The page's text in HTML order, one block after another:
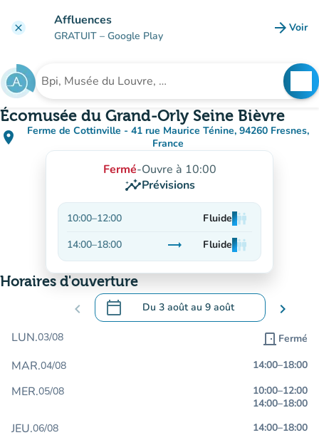
clear Affluences
GRATUIT – Google Play arrow_forward Voir
Rechercher un établissement
Écomusée du Grand-Orly Seine Bièvre
place
Ferme de Cottinville - 41 rue Maurice Ténine, 94260 Fresnes,
France
(ouvrir dans Google Maps)
(nouvel onglet)
Fermé-Ouvre à 10:00
insightsPrévisions
10:00–12:00 Fluideman
man
man
14:00–18:00 trending_flat
Stable
Fluideman
man
man
Horaires d'ouverture
chevron_left calendar_today Du 3 aoûtau 9 août
.Ouvrir le calendrier pour changer de
chevron_right
LUN.03/08 door_front Fermé
MAR.04/08 14:00–18:00
MER.05/08 10:00–12:00
14:00–18:00
JEU.06/08 14:00–18:00